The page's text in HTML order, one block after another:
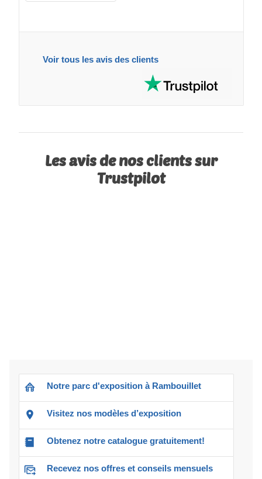
Voir tous les avis des clients
Les avis de nos clients sur
Trustpilot
Notre parc d'exposition à Rambouillet
Visitez nos modèles d’exposition
Obtenez notre catalogue gratuitement!
Recevez nos offres et conseils mensuels